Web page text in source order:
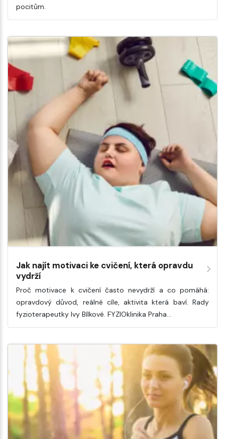
pocitům.
Jak najít motivaci ke cvičení, která opravdu
vydrží
Proč motivace k cvičení často nevydrží a co pomáhá:
opravdový důvod, reálné cíle, aktivita která baví. Rady
fyzioterapeutky Ivy Bílkové. FYZIOklinika Praha…